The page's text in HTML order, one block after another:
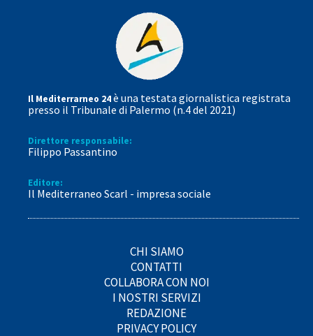
Il Mediterrarneo 24è una testata giornalistica registrata
presso il Tribunale di Palermo (n.4 del 2021)
Direttore responsabile:
Filippo Passantino
Editore:
Il Mediterraneo Scarl - impresa sociale
CHI SIAMO
CONTATTI
COLLABORA CON NOI
I NOSTRI SERVIZI
REDAZIONE
PRIVACY POLICY